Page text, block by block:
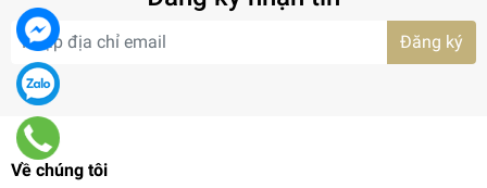
Đăng ký
Về chúng tôi